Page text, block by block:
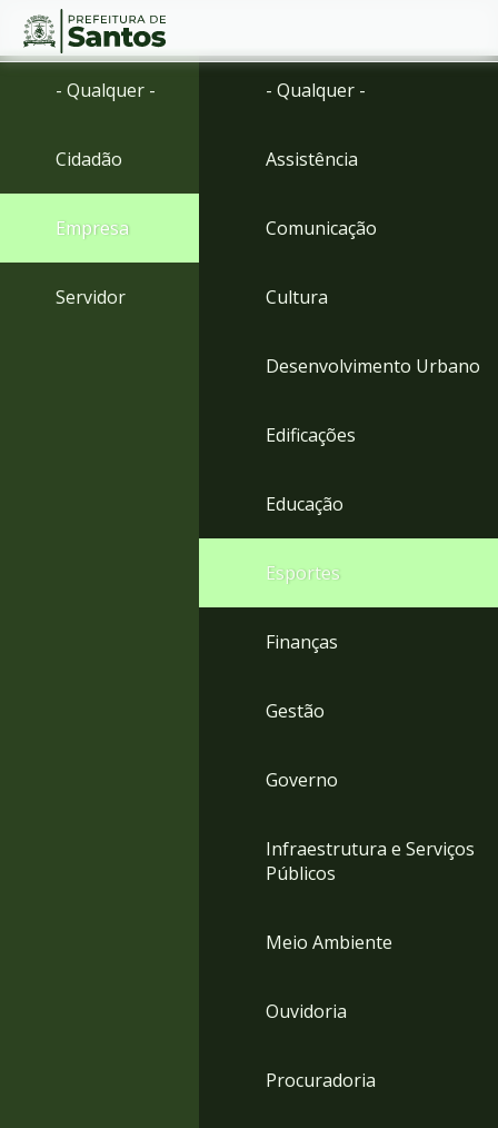
Ir
Ir
menu
Conteúdo
- Qualquer -
Cidadão
Empresa
Servidor
- Qualquer -
Assistência
Comunicação
Cultura
Desenvolvimento Urbano
Edificações
Educação
Esportes
Finanças
Gestão
Governo
Infraestrutura e Serviços
Públicos
Meio Ambiente
Ouvidoria
Procuradoria